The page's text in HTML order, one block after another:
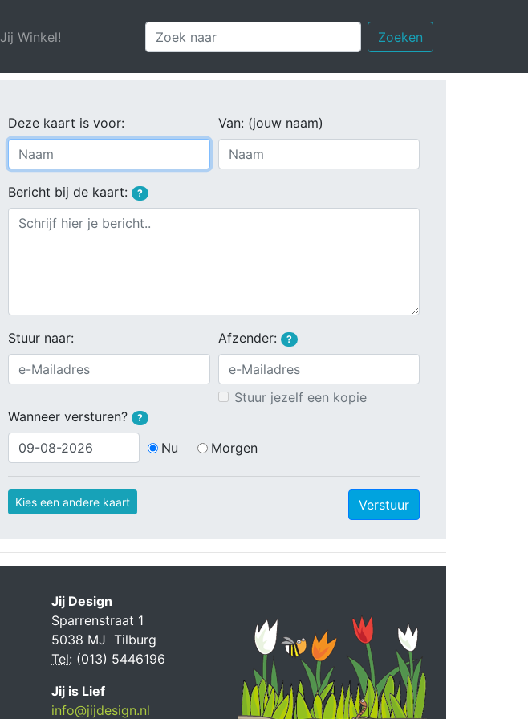
Jij Winkel! Zoeken
Deze kaart is voor: Van: (jouw naam)
Bericht bij de kaart: ?
Stuur naar: Afzender: ?
Stuur jezelf een kopie
Wanneer versturen?
?
Nu Morgen
Kies een andere kaart Verstuur
Jij Design
Sparrenstraat 1
5038 MJ Tilburg
Tel: (013) 5446196
Jij is Lief
info@jijdesign.nl